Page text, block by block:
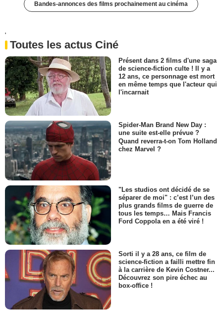
Bandes-annonces des films prochainement au cinéma
'
Toutes les actus Ciné
Présent dans 2 films d'une saga
de science-fiction culte ! Il y a
12 ans, ce personnage est mort
en même temps que l'acteur qui
l'incarnait
Spider-Man Brand New Day :
une suite est-elle prévue ?
Quand reverra-t-on Tom Holland
chez Marvel ?
"Les studios ont décidé de se
séparer de moi" : c’est l’un des
plus grands films de guerre de
tous les temps… Mais Francis
Ford Coppola en a été viré !
Sorti il y a 28 ans, ce film de
science-fiction a failli mettre fin
à la carrière de Kevin Costner...
Découvrez son pire échec au
box-office !